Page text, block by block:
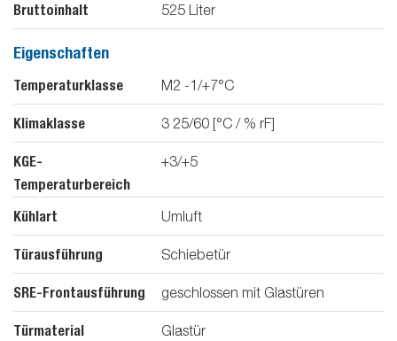
Bruttoinhalt 525 Liter
Eigenschaften
Temperaturklasse M2 -1/+7°C
Klimaklasse 3 25/60 [°C / % rF]
KGE-
Temperaturbereich
+3/+5
Kühlart Umluft
Türausführung Schiebetür
SRE-Frontausführung geschlossen mit Glastüren
Türmaterial Glastür